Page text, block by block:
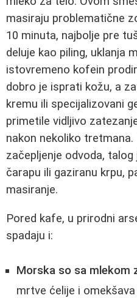
masiraju problematične
10 minuta, najbolje pre
deluje kao piling, uklanja
istovremeno kofein
dobro je isprati kožu, a
kremu ili specijalizovani
primetile vidljivo
nakon nekoliko tretmana.
začepljenje odvoda,
čarapu ili gaziranu krpu,
masiranje.
Pored kafe, u prirodni
spadaju i:
Morska so sa mlekom
mrtve ćelije i